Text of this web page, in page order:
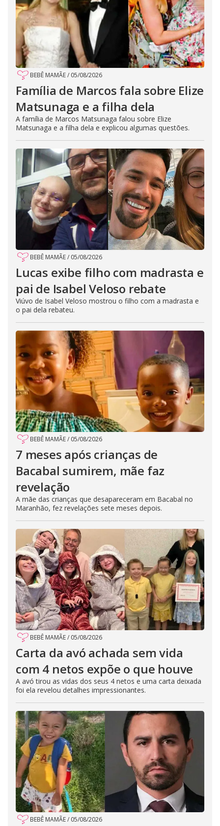
BEBÊ MAMÃE/ 05/08/2026
Família de Marcos fala sobre Elize
Matsunaga e a filha dela
A família de Marcos Matsunaga falou sobre Elize
Matsunaga e a filha dela e explicou algumas questões.
BEBÊ MAMÃE/ 05/08/2026
Lucas exibe filho com madrasta e
pai de Isabel Veloso rebate
Viúvo de Isabel Veloso mostrou o filho com a madrasta e
o pai dela rebateu.
BEBÊ MAMÃE/ 05/08/2026
7 meses após crianças de
Bacabal sumirem, mãe faz
revelação
A mãe das crianças que desapareceram em Bacabal no
Maranhão, fez revelações sete meses depois.
BEBÊ MAMÃE/ 05/08/2026
Carta da avó achada sem vida
com 4 netos expõe o que houve
A avó tirou as vidas dos seus 4 netos e uma carta deixada
foi ela revelou detalhes impressionantes.
BEBÊ MAMÃE/ 05/08/2026